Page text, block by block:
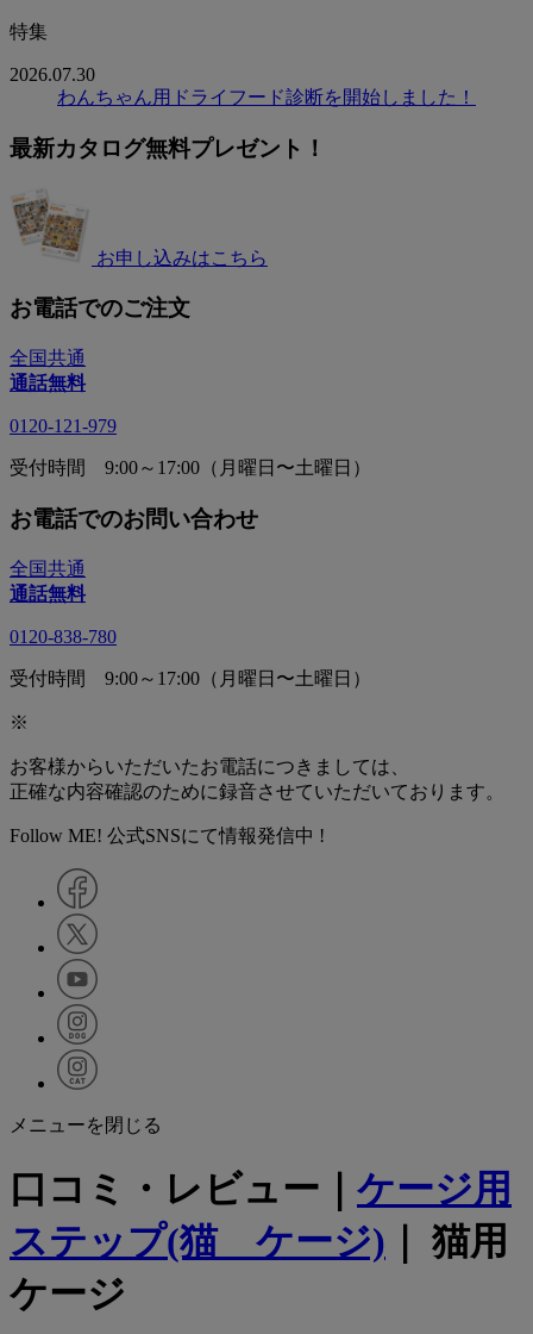
特集
2026.07.30
わんちゃん用ドライフード診断を開始しました！
最新カタログ無料プレゼント！
お申し込みはこちら
お電話でのご注文
全国共通
通話無料
0120-121-979
受付時間 9:00～17:00（月曜日〜土曜日）
お電話でのお問い合わせ
全国共通
通話無料
0120-838-780
受付時間 9:00～17:00（月曜日〜土曜日）
※
お客様からいただいたお電話につきましては、
正確な内容確認のために録音させていただいております。
Follow ME! 公式SNSにて情報発信中 !
メニューを閉じる
口コミ・レビュー｜ ケージ用
ステップ(猫 ケージ) ｜ 猫用
ケージ